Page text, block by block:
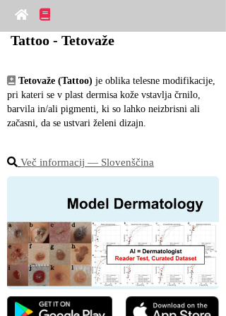
Tattoo - Tetovaže
Tetovaže (Tattoo) je oblika telesne modifikacije,
pri kateri se v plast dermisa kože vstavlja črnilo,
barvila in/ali pigmenti, ki so lahko neizbrisni ali
začasni, da se ustvari želeni dizajn.
Več informacij ― Slovenščina